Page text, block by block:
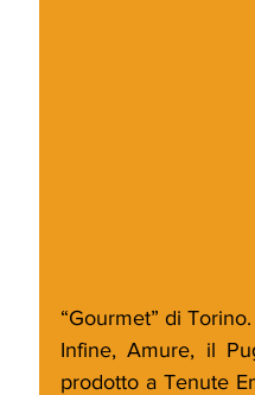
“Gourmet” di Torino.
Infine, Amure, il
prodotto a Tenute